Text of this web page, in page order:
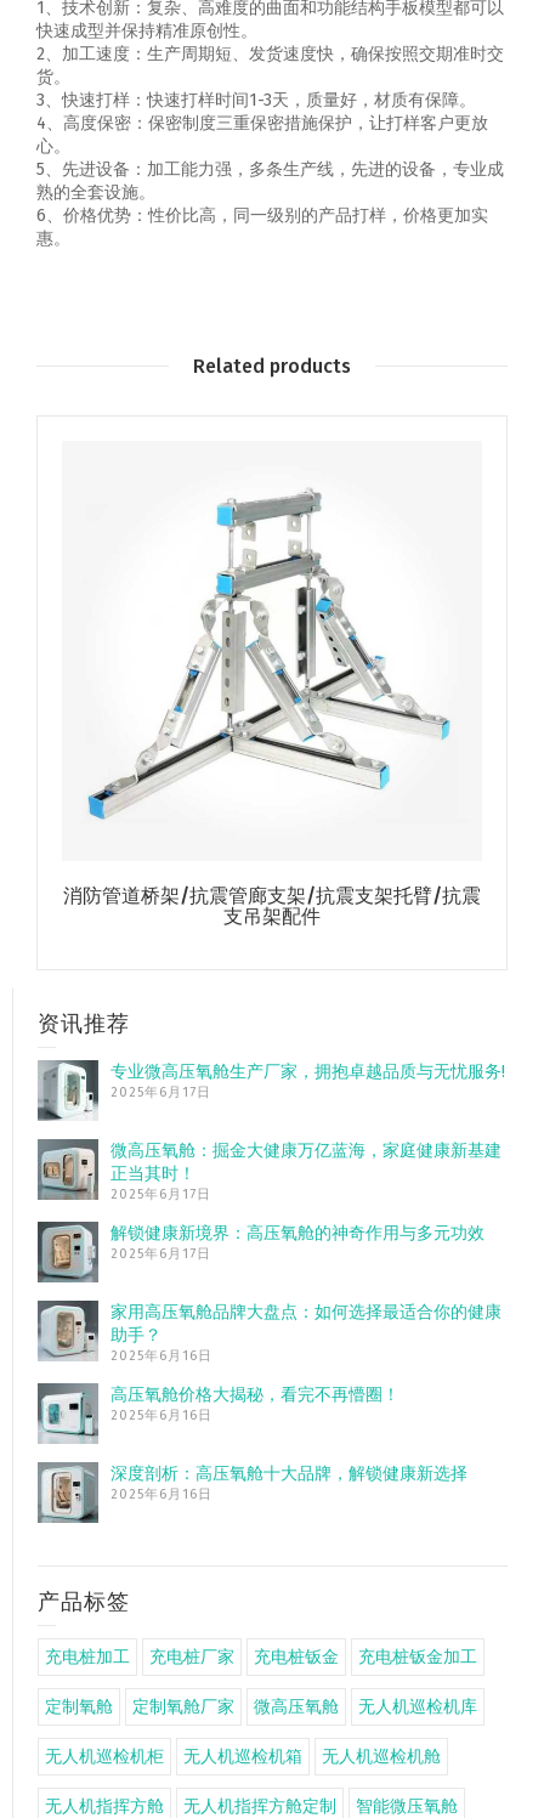
1、技术创新：复杂、高难度的曲面和功能结构手板模型都可以
快速成型并保持精准原创性。
2、加工速度：生产周期短、发货速度快，确保按照交期准时交
货。
3、快速打样：快速打样时间1-3天，质量好，材质有保障。
4、高度保密：保密制度三重保密措施保护，让打样客户更放
心。
5、先进设备：加工能力强，多条生产线，先进的设备，专业成
熟的全套设施。
6、价格优势：性价比高，同一级别的产品打样，价格更加实
惠。
Related products
消防管道桥架/抗震管廊支架/抗震支架托臂/抗震
支吊架配件
资讯推荐
专业微高压氧舱生产厂家，拥抱卓越品质与无忧服务!
2025年6月17日
微高压氧舱：掘金大健康万亿蓝海，家庭健康新基建
正当其时！
2025年6月17日
解锁健康新境界：高压氧舱的神奇作用与多元功效
2025年6月17日
家用高压氧舱品牌大盘点：如何选择最适合你的健康
助手？
2025年6月16日
高压氧舱价格大揭秘，看完不再懵圈！
2025年6月16日
深度剖析：高压氧舱十大品牌，解锁健康新选择
2025年6月16日
产品标签
充电桩加工 充电桩厂家 充电桩钣金 充电桩钣金加工
定制氧舱 定制氧舱厂家 微高压氧舱 无人机巡检机库
无人机巡检机柜 无人机巡检机箱 无人机巡检机舱
无人机指挥方舱 无人机指挥方舱定制 智能微压氧舱